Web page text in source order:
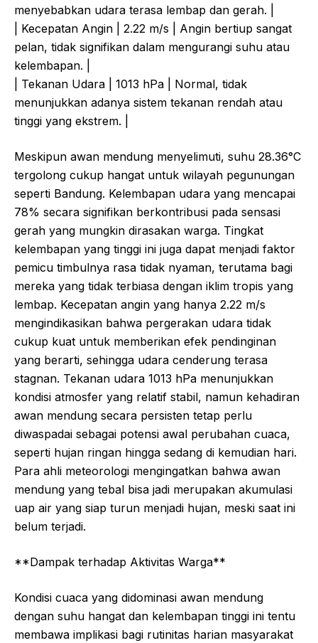
menyebabkan udara terasa lembap dan gerah. |
| Kecepatan Angin | 2.22 m/s | Angin bertiup sangat
pelan, tidak signifikan dalam mengurangi suhu atau
kelembapan. |
| Tekanan Udara | 1013 hPa | Normal, tidak
menunjukkan adanya sistem tekanan rendah atau
tinggi yang ekstrem. |
Meskipun awan mendung menyelimuti, suhu 28.36°C
tergolong cukup hangat untuk wilayah pegunungan
seperti Bandung. Kelembapan udara yang mencapai
78% secara signifikan berkontribusi pada sensasi
gerah yang mungkin dirasakan warga. Tingkat
kelembapan yang tinggi ini juga dapat menjadi faktor
pemicu timbulnya rasa tidak nyaman, terutama bagi
mereka yang tidak terbiasa dengan iklim tropis yang
lembap. Kecepatan angin yang hanya 2.22 m/s
mengindikasikan bahwa pergerakan udara tidak
cukup kuat untuk memberikan efek pendinginan
yang berarti, sehingga udara cenderung terasa
stagnan. Tekanan udara 1013 hPa menunjukkan
kondisi atmosfer yang relatif stabil, namun kehadiran
awan mendung secara persisten tetap perlu
diwaspadai sebagai potensi awal perubahan cuaca,
seperti hujan ringan hingga sedang di kemudian hari.
Para ahli meteorologi mengingatkan bahwa awan
mendung yang tebal bisa jadi merupakan akumulasi
uap air yang siap turun menjadi hujan, meski saat ini
belum terjadi.
**Dampak terhadap Aktivitas Warga**
Kondisi cuaca yang didominasi awan mendung
dengan suhu hangat dan kelembapan tinggi ini tentu
membawa implikasi bagi rutinitas harian masyarakat